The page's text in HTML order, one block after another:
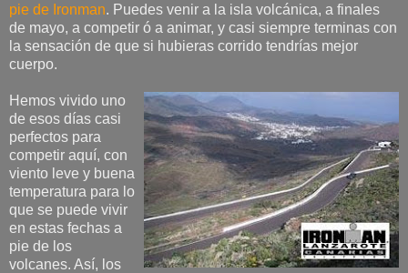
pie de Ironman. Puedes venir a la isla volcánica, a finales
de mayo, a competir ó a animar, y casi siempre terminas con
la sensación de que si hubieras corrido tendrías mejor
cuerpo.
Hemos vivido uno
de esos días casi
perfectos para
competir aquí, con
viento leve y buena
temperatura para lo
que se puede vivir
en estas fechas a
pie de los
volcanes. Así, los